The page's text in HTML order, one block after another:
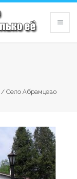
/ Село Абрамцево